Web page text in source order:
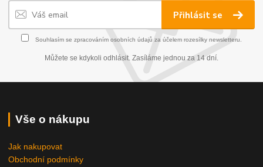
Přihlásit se
Souhlasím se zpracováním osobních údajů za účelem rozesílky newsletteru.
Můžete se kdykoli odhlásit. Zasíláme jednou za 14 dní.
Vše o nákupu
Jak nakupovat
Obchodní podmínky